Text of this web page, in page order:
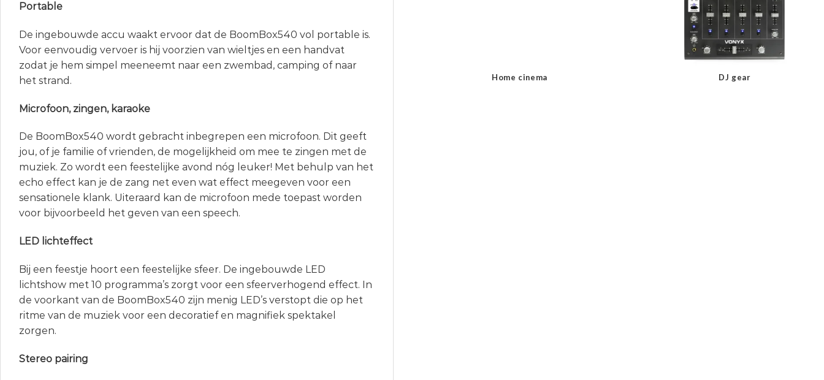
Portable
De ingebouwde accu waakt ervoor dat de BoomBox540 vol portable is.
Voor eenvoudig vervoer is hij voorzien van wieltjes en een handvat
zodat je hem simpel meeneemt naar een zwembad, camping of naar
het strand.
Microfoon, zingen, karaoke
De BoomBox540 wordt gebracht inbegrepen een microfoon. Dit geeft
jou, of je familie of vrienden, de mogelijkheid om mee te zingen met de
muziek. Zo wordt een feestelijke avond nóg leuker! Met behulp van het
echo effect kan je de zang net even wat effect meegeven voor een
sensationele klank. Uiteraard kan de microfoon mede toepast worden
voor bijvoorbeeld het geven van een speech.
LED lichteffect
Bij een feestje hoort een feestelijke sfeer. De ingebouwde LED
lichtshow met 10 programma’s zorgt voor een sfeerverhogend effect. In
de voorkant van de BoomBox540 zijn menig LED’s verstopt die op het
ritme van de muziek voor een decoratief en magnifiek spektakel
zorgen.
Stereo pairing
Home cinema DJ gear